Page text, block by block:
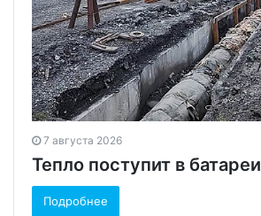
7 августа 2026
Тепло поступит в батареи
Подробнее